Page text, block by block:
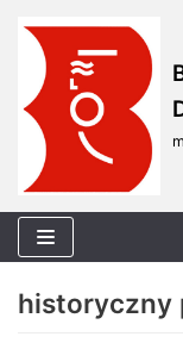
Skocz
do
treści
historyczny